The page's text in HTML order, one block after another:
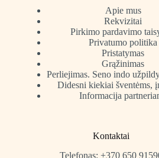
Apie mus
Rekvizitai
Pirkimo pardavimo
Privatumo politika
Pristatymas
Grąžinimas
Perliejimas. Seno indo
Didesni kiekiai šventėms,
Informacija
Kontaktai
Telefonas: +370 650